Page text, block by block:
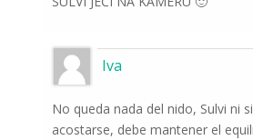
Iva
No queda nada del nido, Sulvi ni
acostarse, debe mantener el